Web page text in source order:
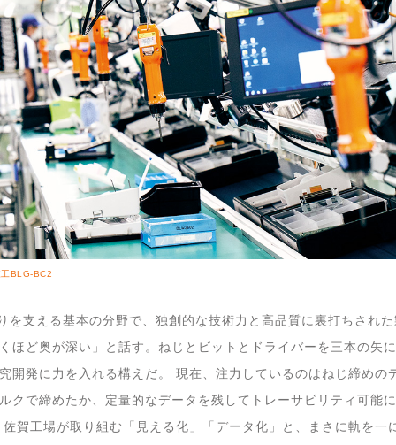
BLG-BC2
を支える基本の分野で、独創的な技術力と高品質に裏打ちされ
ほど奥が深い」と話す。ねじとビットとドライバーを三本の矢
開発に力を入れる構えだ。 現在、注力しているのはねじ締めの
クで締めたか、定量的なデータを残してトレーサビリティ可能
賀工場が取り組む「見える化」「データ化」と、まさに軌を一